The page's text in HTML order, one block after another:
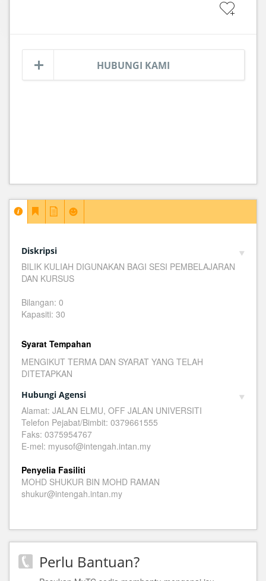
HUBUNGI KAMI
Diskripsi
BILIK KULIAH DIGUNAKAN BAGI SESI PEMBELAJARAN
DAN KURSUS
Bilangan: 0
Kapasiti: 30
Syarat Tempahan
MENGIKUT TERMA DAN SYARAT YANG TELAH
DITETAPKAN
Hubungi Agensi
Alamat: JALAN ELMU, OFF JALAN UNIVERSITI
Telefon Pejabat/Bimbit: 0379661555
Faks: 0375954767
E-mel: myusof@intengah.intan.my
Penyelia Fasiliti
MOHD SHUKUR BIN MOHD RAMAN
shukur@intengah.intan.my
Perlu Bantuan?